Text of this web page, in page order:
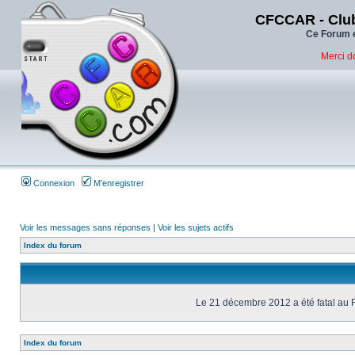
CFCCAR -
Ce Forum
Merci
Connexion M’enregistrer
Voir les messages sans réponses | Voir les sujets actifs
Index du forum
Le 21 décembre 2012 a été fatal au
Index du forum